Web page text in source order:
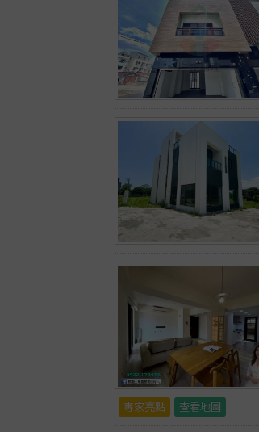
專家亮點 查看地圖